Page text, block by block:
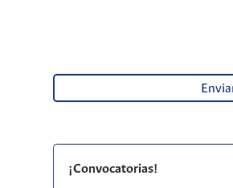
¡Convocatorias!